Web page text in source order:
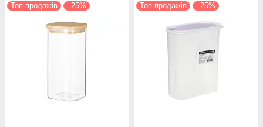
Топ продажів –25% Топ продажів –25%